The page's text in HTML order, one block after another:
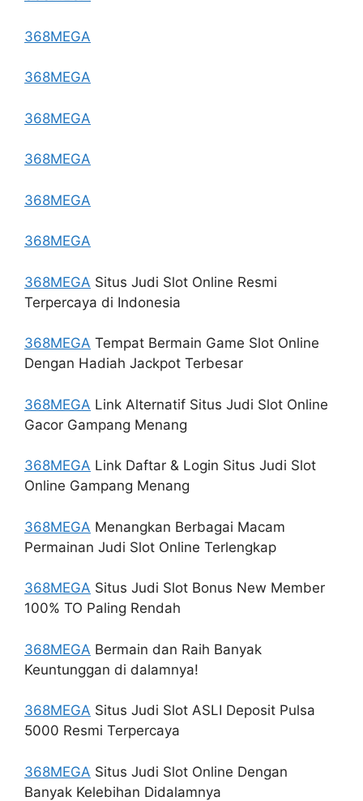
368MEGA
368MEGA
368MEGA
368MEGA
368MEGA
368MEGA
368MEGA Situs Judi Slot Online Resmi
Terpercaya di Indonesia
368MEGA Tempat Bermain Game Slot Online
Dengan Hadiah Jackpot Terbesar
368MEGA Link Alternatif Situs Judi Slot Online
Gacor Gampang Menang
368MEGA Link Daftar & Login Situs Judi Slot
Online Gampang Menang
368MEGA Menangkan Berbagai Macam
Permainan Judi Slot Online Terlengkap
368MEGA Situs Judi Slot Bonus New Member
100% TO Paling Rendah
368MEGA Bermain dan Raih Banyak
Keuntunggan di dalamnya!
368MEGA Situs Judi Slot ASLI Deposit Pulsa
5000 Resmi Terpercaya
368MEGA Situs Judi Slot Online Dengan
Banyak Kelebihan Didalamnya